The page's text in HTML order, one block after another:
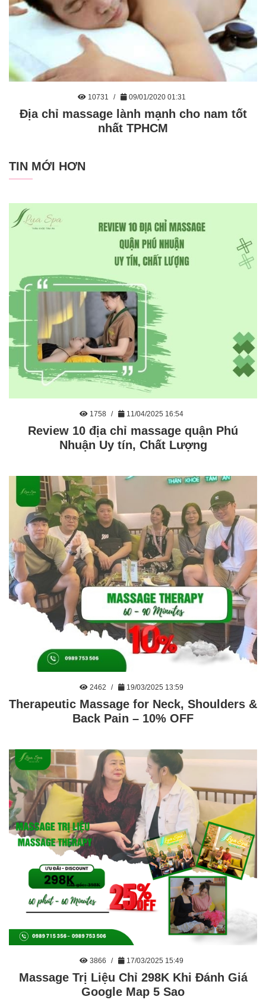
10731 09/01/2020 01:31
Địa chỉ massage lành mạnh cho nam tốt
nhất TPHCM
TIN MỚI HƠN
1758 11/04/2025 16:54
Review 10 địa chỉ massage quận Phú
Nhuận Uy tín, Chất Lượng
2462 19/03/2025 13:59
Therapeutic Massage for Neck, Shoulders &
Back Pain – 10% OFF
3866 17/03/2025 15:49
Massage Trị Liệu Chỉ 298K Khi Đánh Giá
Google Map 5 Sao